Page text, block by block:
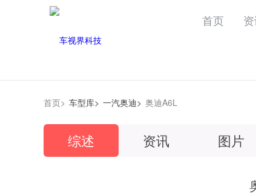
首页
首页> 车型库> 一汽奥迪> 奥迪A6L
综述 资讯 图片